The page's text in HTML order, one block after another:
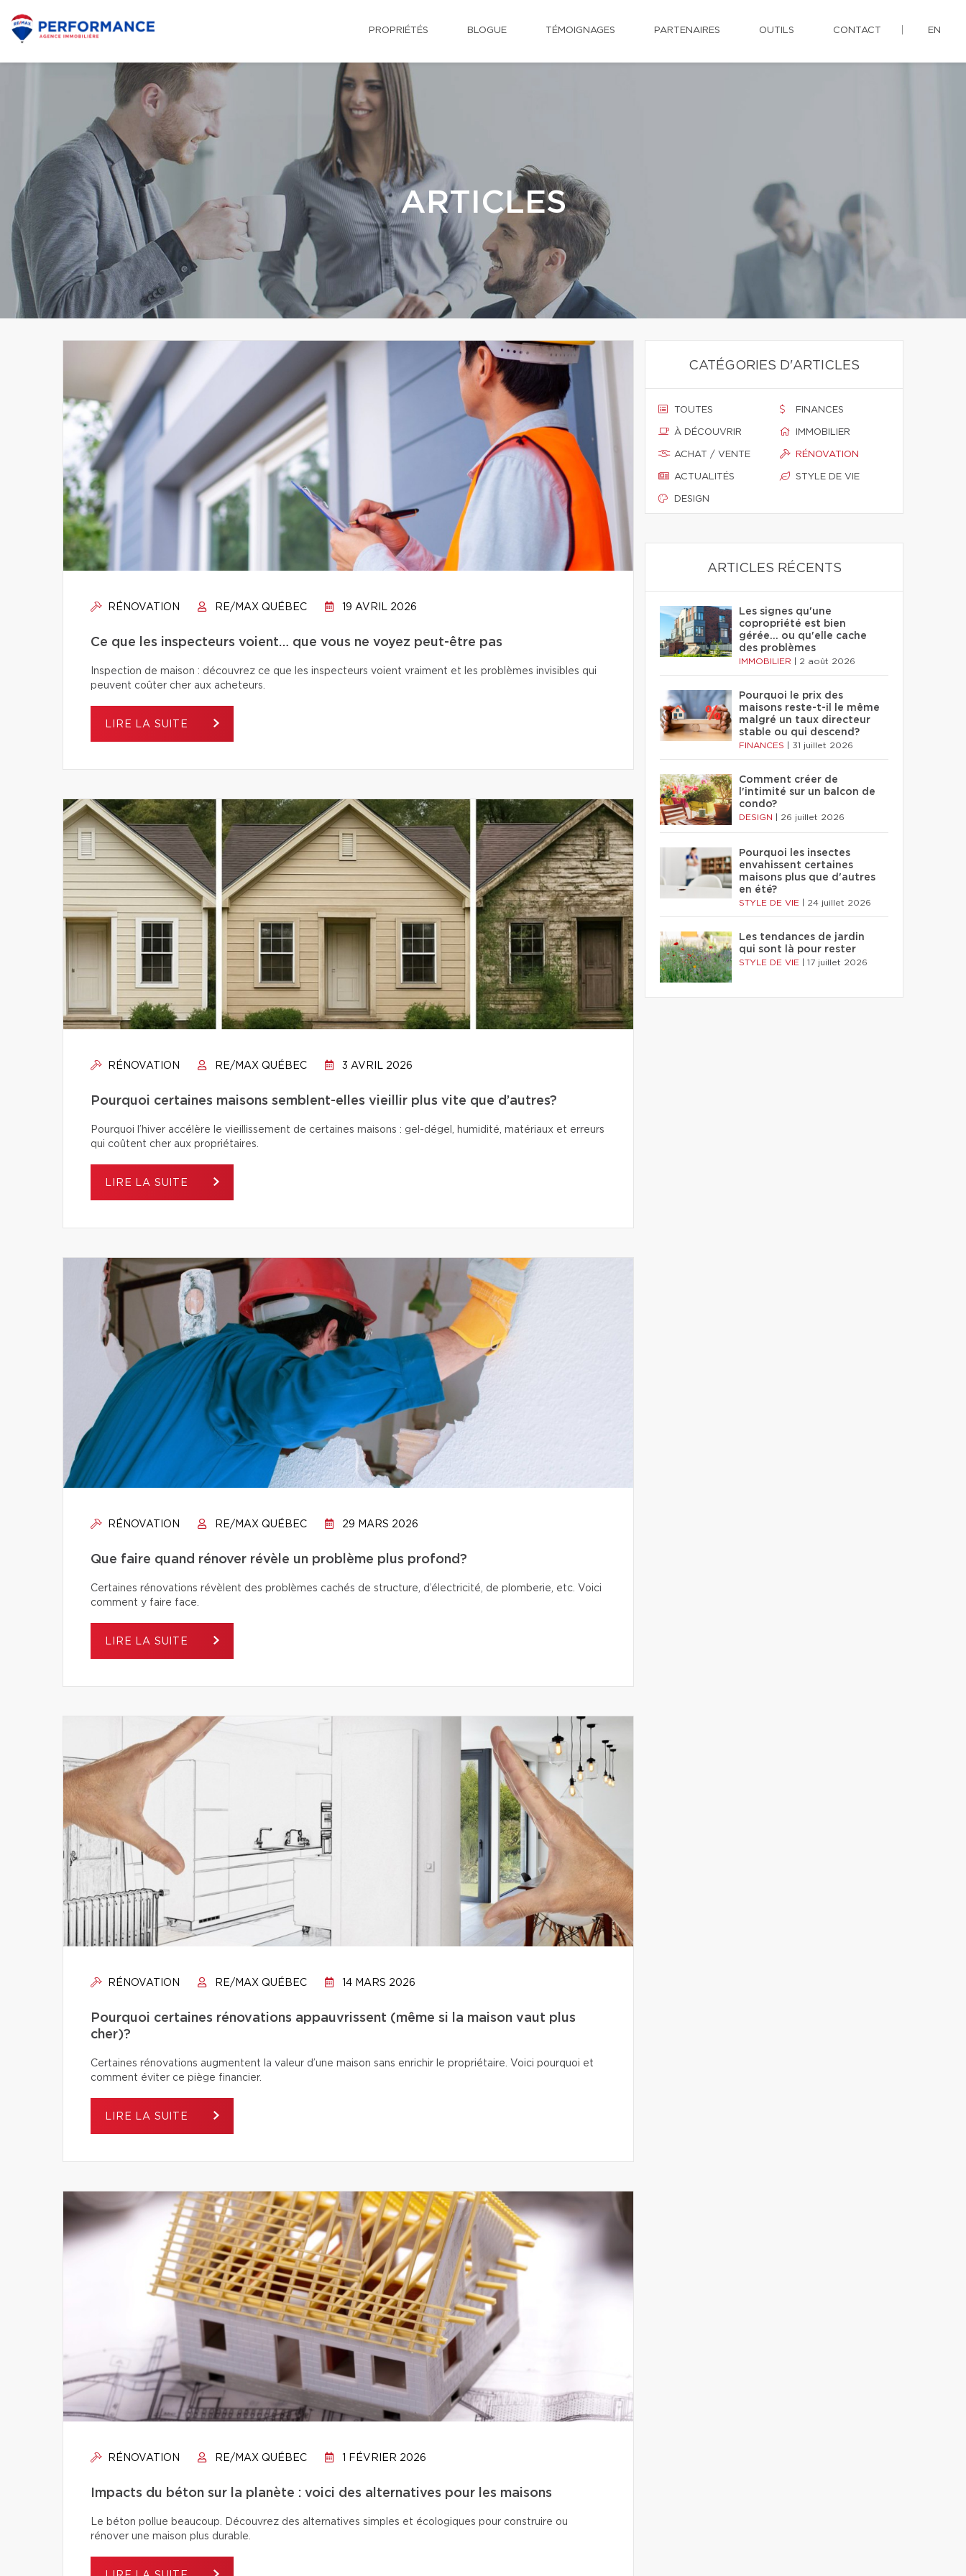
PROPRIÉTÉS BLOGUE TÉMOIGNAGES PARTENAIRES OUTILS CONTACT EN
ARTICLES
RÉNOVATION RE/MAX QUÉBEC 19 AVRIL 2026
Ce que les inspecteurs voient… que vous ne voyez peut-être pas
Inspection de maison : découvrez ce que les inspecteurs voient vraiment et les problèmes invisibles qui
peuvent coûter cher aux acheteurs.
LIRE LA SUITE
RÉNOVATION RE/MAX QUÉBEC 3 AVRIL 2026
Pourquoi certaines maisons semblent-elles vieillir plus vite que d’autres?
Pourquoi l’hiver accélère le vieillissement de certaines maisons : gel-dégel, humidité, matériaux et erreurs
qui coûtent cher aux propriétaires.
LIRE LA SUITE
RÉNOVATION RE/MAX QUÉBEC 29 MARS 2026
Que faire quand rénover révèle un problème plus profond?
Certaines rénovations révèlent des problèmes cachés de structure, d’électricité, de plomberie, etc. Voici
comment y faire face.
LIRE LA SUITE
RÉNOVATION RE/MAX QUÉBEC 14 MARS 2026
Pourquoi certaines rénovations appauvrissent (même si la maison vaut plus
cher)?
Certaines rénovations augmentent la valeur d’une maison sans enrichir le propriétaire. Voici pourquoi et
comment éviter ce piège financier.
LIRE LA SUITE
RÉNOVATION RE/MAX QUÉBEC 1 FÉVRIER 2026
Impacts du béton sur la planète : voici des alternatives pour les maisons
Le béton pollue beaucoup. Découvrez des alternatives simples et écologiques pour construire ou
rénover une maison plus durable.
CATÉGORIES D'ARTICLES
TOUTES
À DÉCOUVRIR
ACHAT / VENTE
ACTUALITÉS
DESIGN
FINANCES
IMMOBILIER
RÉNOVATION
STYLE DE VIE
ARTICLES RÉCENTS
Les signes qu'une
copropriété est bien
gérée… ou qu'elle cache
des problèmes
IMMOBILIER 2 août 2026
Pourquoi le prix des
maisons reste-t-il le même
malgré un taux directeur
stable ou qui descend?
FINANCES 31 juillet 2026
Comment créer de
l'intimité sur un balcon de
condo?
DESIGN 26 juillet 2026
Pourquoi les insectes
envahissent certaines
maisons plus que d'autres
en été?
STYLE DE VIE 24 juillet 2026
Les tendances de jardin
qui sont là pour rester
STYLE DE VIE 17 juillet 2026